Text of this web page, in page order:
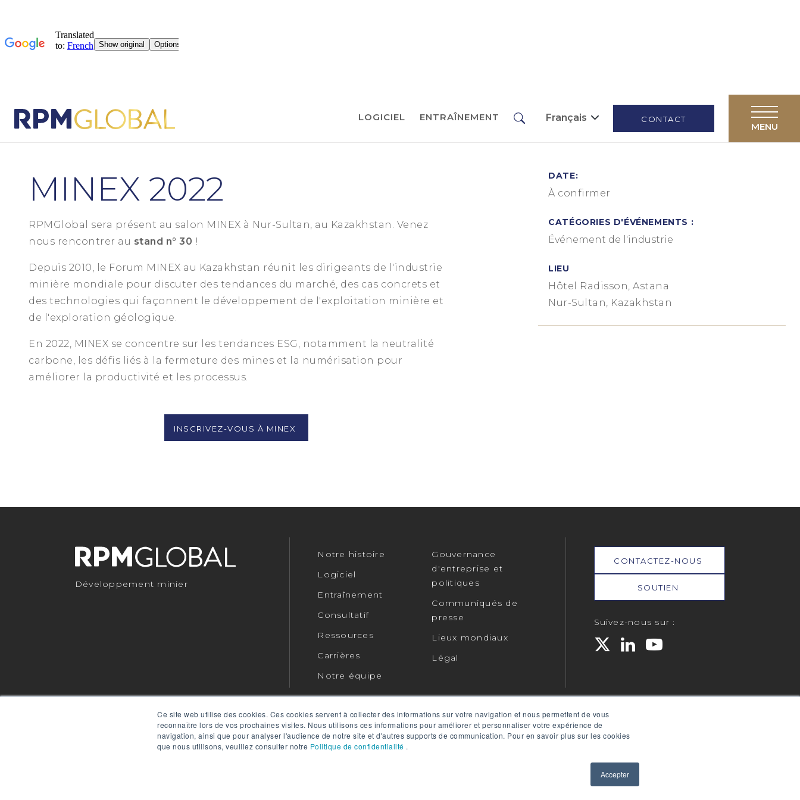
Ce site web utilise des cookies. Ces cookies servent à collecter des informations sur votre navigation et nous permettent de vous
reconnaître lors de vos prochaines visites. Nous utilisons ces informations pour améliorer et personnaliser votre expérience de
navigation, ainsi que pour analyser l'audience de notre site et d'autres supports de communication. Pour en savoir plus sur les cookies
que nous utilisons, veuillez consulter notre Politique de confidentialité .
Accepter
LOGICIEL ENTRAÎNEMENT Français CONTACT
MINEX 2022
RPMGlobal sera présent au salon MINEX à Nur-Sultan, au Kazakhstan. Venez
nous rencontrer au stand n° 30 !
Depuis 2010, le Forum MINEX au Kazakhstan réunit les dirigeants de l'industrie
minière mondiale pour discuter des tendances du marché, des cas concrets et
des technologies qui façonnent le développement de l'exploitation minière et
de l'exploration géologique.
En 2022, MINEX se concentre sur les tendances ESG, notamment la neutralité
carbone, les défis liés à la fermeture des mines et la numérisation pour
améliorer la productivité et les processus.
INSCRIVEZ-VOUS À MINEX
DATE:
À confirmer
CATÉGORIES D'ÉVÉNEMENTS :
Événement de l'industrie
LIEU
Hôtel Radisson, Astana
Nur-Sultan, Kazakhstan
Développement minier
Notre histoire
Logiciel
Entraînement
Consultatif
Ressources
Carrières
Notre équipe
Gouvernance
d'entreprise et
politiques
Communiqués de
presse
Lieux mondiaux
Légal
CONTACTEZ-NOUS
SOUTIEN
Suivez-nous sur :